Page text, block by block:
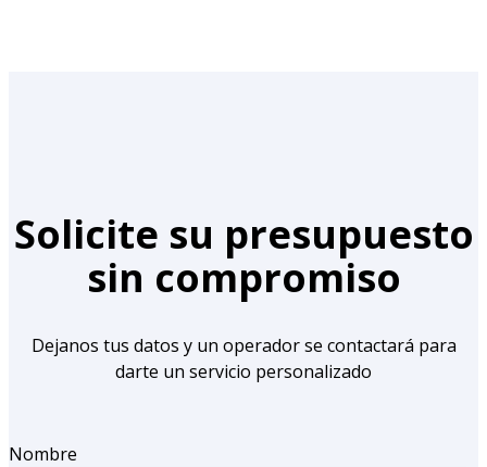
Solicite su presupuesto
sin compromiso
Dejanos tus datos y un operador se contactará para
darte un servicio personalizado
Nombre